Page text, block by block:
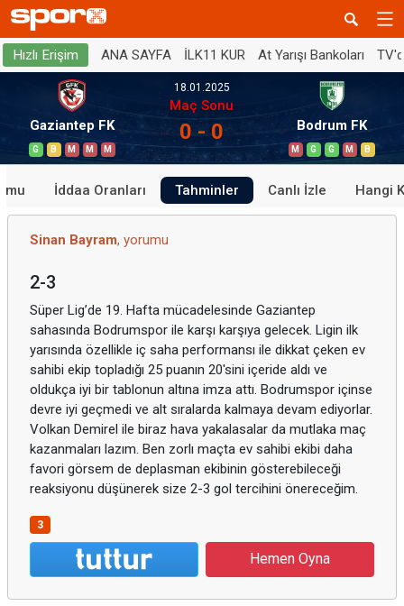
Hızlı Erişim ANA SAYFA İLK11 KUR At Yarışı Bankoları
Gaziantep FK
G B M M M
18.01.2025
Maç Sonu
0 - 0 Bodrum FK
M G G M B
İddaa Oranları Tahminler Canlı İzle Hangi
Sinan Bayram, yorumu
2-3
Süper Lig’de 19. Hafta mücadelesinde Gaziantep
sahasında Bodrumspor ile karşı karşıya gelecek. Ligin ilk
yarısında özellikle iç saha performansı ile dikkat çeken ev
sahibi ekip topladığı 25 puanın 20'sini içeride aldı ve
oldukça iyi bir tablonun altına imza attı. Bodrumspor içinse
devre iyi geçmedi ve alt sıralarda kalmaya devam ediyorlar.
Volkan Demirel ile biraz hava yakalasalar da mutlaka maç
kazanmaları lazım. Ben zorlı maçta ev sahibi ekibi daha
favori görsem de deplasman ekibinin gösterebileceği
reaksiyonu düşünerek size 2-3 gol tercihini önereceğim.
3
Hemen Oyna